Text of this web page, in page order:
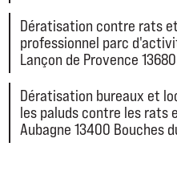
Dératisation contre rats
professionnel parc
Lançon de Provence
Dératisation bureaux et
les paluds contre les rats
Aubagne 13400 Bouches